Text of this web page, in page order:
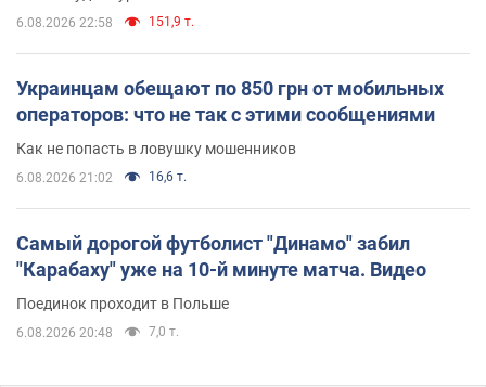
6.08.2026 22:58 151,9 т.
Украинцам обещают по 850 грн от мобильных
операторов: что не так с этими сообщениями
Как не попасть в ловушку мошенников
6.08.2026 21:02 16,6 т.
Самый дорогой футболист "Динамо" забил
"Карабаху" уже на 10-й минуте матча. Видео
Поединок проходит в Польше
6.08.2026 20:48 7,0 т.